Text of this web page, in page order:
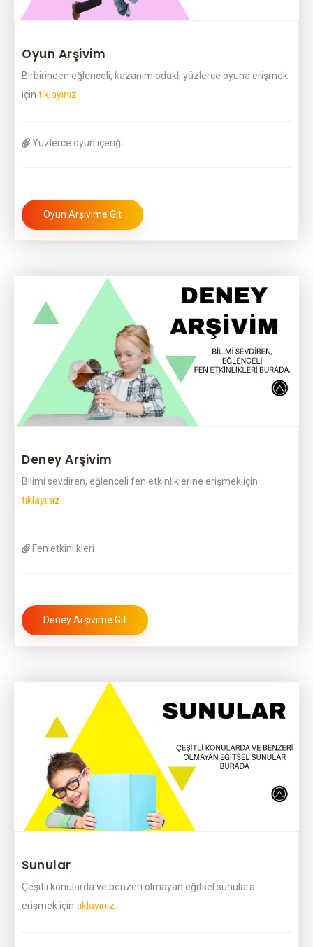
Oyun Arşivim
Birbirinden eğlenceli, kazanım odaklı yüzlerce oyuna erişmek
için tıklayınız.
Yüzlerce oyun içeriği
Oyun Arşivime Git
Deney Arşivim
Bilimi sevdiren, eğlenceli fen etkinliklerine erişmek için
tıklayınız.
Fen etkinlikleri
Deney Arşivime Git
Sunular
Çeşitli konularda ve benzeri olmayan eğitsel sunulara
erişmek için tıklayınız.